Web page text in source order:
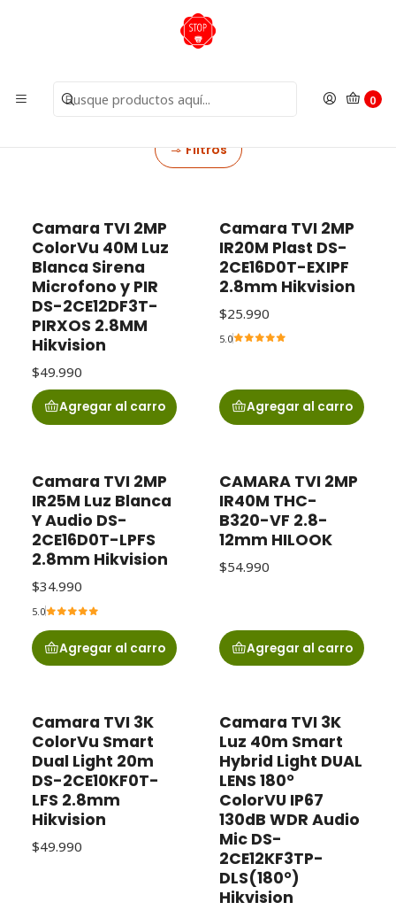
0
Cámaras Análogas
Cámaras diseñadas para sistemas DVR
Filtros
Camara TVI 2MP
ColorVu 40M Luz
Blanca Sirena
Microfono y PIR
DS-2CE12DF3T-
PIRXOS 2.8MM
Hikvision
$49.990
Agregar al carro
Camara TVI 2MP
IR20M Plast DS-
2CE16D0T-EXIPF
2.8mm Hikvision
$25.990
5.0
Agregar al carro
Camara TVI 2MP
IR25M Luz Blanca
Y Audio DS-
2CE16D0T-LPFS
2.8mm Hikvision
$34.990
5.0
Agregar al carro
CAMARA TVI 2MP
IR40M THC-
B320-VF 2.8-
12mm HILOOK
$54.990
Agregar al carro
Camara TVI 3K
ColorVu Smart
Dual Light 20m
DS-2CE10KF0T-
LFS 2.8mm
Hikvision
$49.990
Camara TVI 3K
Luz 40m Smart
Hybrid Light DUAL
LENS 180°
ColorVU IP67
130dB WDR Audio
Mic DS-
2CE12KF3TP-
DLS(180°)
Hikvision